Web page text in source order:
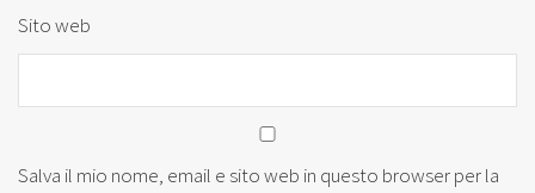
Sito web
Salva il mio nome, email e sito web in questo browser per la